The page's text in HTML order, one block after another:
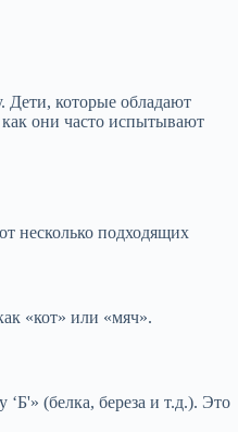
Дети, которые обладают
как они часто испытывают
несколько подходящих
«кот» или «мяч».
(белка, береза и т.д.). Это